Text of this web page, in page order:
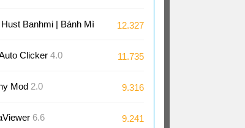
Banhmi | Bánh Mì
Khoa
12.327
Clicker 4.0 11.735
Mod 2.0 9.316
6.6 9.241